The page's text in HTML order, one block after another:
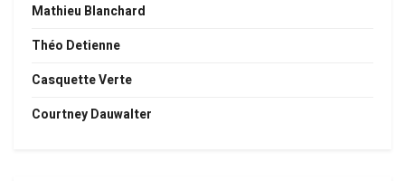
Mathieu Blanchard
Théo Detienne
Casquette Verte
Courtney Dauwalter